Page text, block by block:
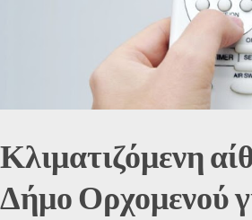
Κλιματιζόμενη
Δήμο Ορχομενού